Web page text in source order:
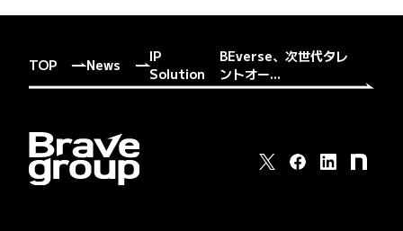
TOP News
IP
Solution
BEverse、次世代タレ
ントオー...